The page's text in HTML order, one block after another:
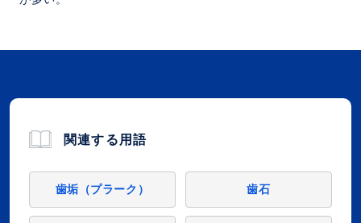
関連する用語
歯垢（プラーク） 歯石